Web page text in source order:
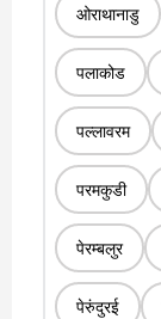
ओराथानाडु
पलाकोड
पल्लावरम
परमकुडी
पेरम्बलुर
पेरुंदुरई